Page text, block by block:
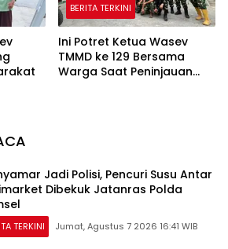
BERITA TERKINI
Ini Potret Ketua Wasev
TMMD ke 129 Bersama
Warga Saat Peninjauan
Jadi Polisi, Pencuri Susu Antar
Dibekuk Jatanras Polda
TERKINI Jumat, Agustus 7 2026 16:41 WIB